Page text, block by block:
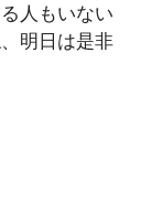
人もいない
明日は是非